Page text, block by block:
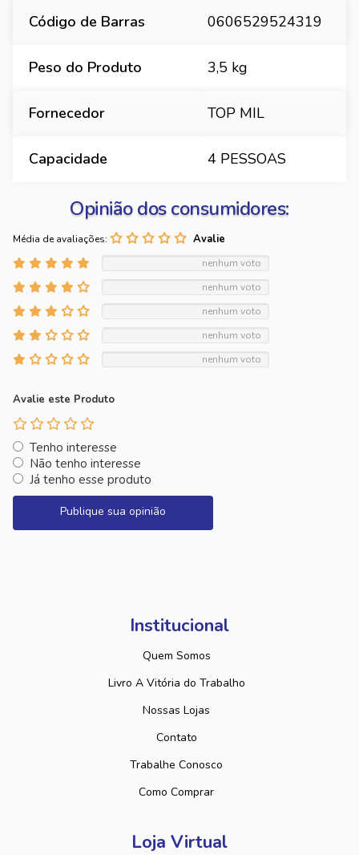
Código de Barras 0606529524319
Peso do Produto 3,5 kg
Fornecedor TOP MIL
Capacidade 4 PESSOAS
Opinião dos consumidores:
Média de avaliações:
nenhum voto
nenhum voto
nenhum voto
nenhum voto
nenhum voto
Avalie este Produto
Tenho interesse
Não tenho interesse
Já tenho esse produto
Publique sua opinião
Institucional
Quem Somos
Livro A Vitória do Trabalho
Nossas Lojas
Contato
Trabalhe Conosco
Como Comprar
Loja Virtual